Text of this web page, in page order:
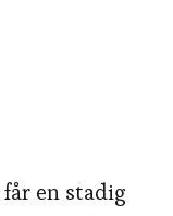
en stadig